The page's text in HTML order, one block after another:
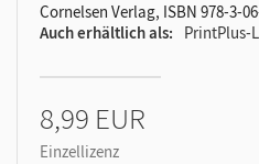
Cornelsen Verlag, ISBN 978-3-
Auch erhältlich als
PrintPlus-
8,99 EUR
Einzellizenz